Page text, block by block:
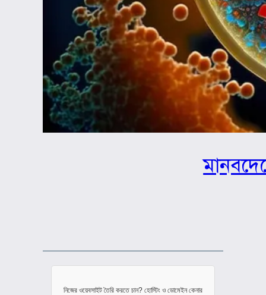
নিজের ওয়েবসাইট তৈরি করতে চান? হোস্টিং ও ডোমেইন কেনার